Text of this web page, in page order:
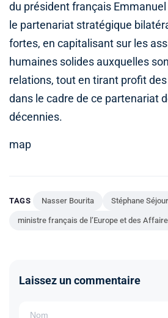
du président français
le partenariat stratégique
fortes, en capitalisant sur les
humaines solides auxquelles
relations, tout en tirant profit
dans le cadre de ce partenariat
décennies.
map
TAGS Nasser Bourita Stéphane
ministre français de l’Europe et des
Laissez un commentaire